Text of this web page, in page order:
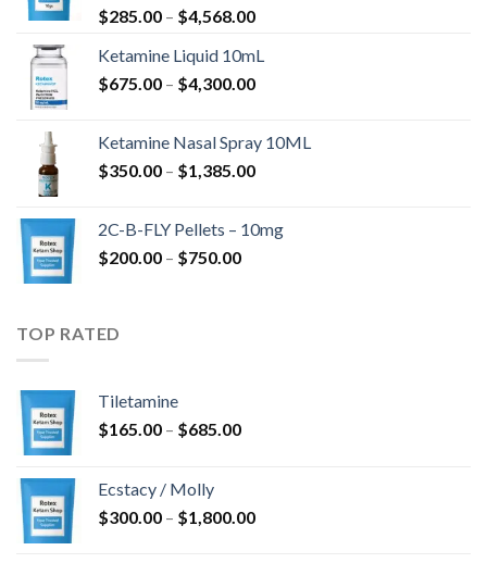
$285.00 – $4,568.00Raspon
od
$285.00
Ketamine Liquid 10mL
$675.00 – $4,300.00Raspon
$675.00
do
Ketamine Nasal Spray 10ML
$350.00 – $1,385.00Raspon
$350.00
2C-B-FLY Pellets – 10mg
$200.00 – $750.00Raspon
TOP RATED
Tiletamine
$165.00 – $685.00Raspon
do
Ecstacy / Molly
$300.00 – $1,800.00Raspon